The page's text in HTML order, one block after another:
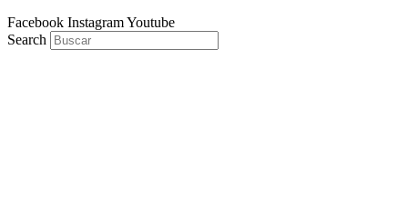
Facebook InstagramYoutube
Search